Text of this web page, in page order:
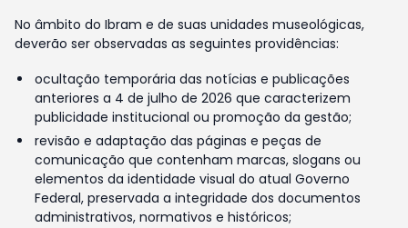
No âmbito do Ibram e de suas unidades museológicas,
deverão ser observadas as seguintes providências:
ocultação temporária das notícias e publicações
anteriores a 4 de julho de 2026 que caracterizem
publicidade institucional ou promoção da gestão;
revisão e adaptação das páginas e peças de
comunicação que contenham marcas, slogans ou
elementos da identidade visual do atual Governo
Federal, preservada a integridade dos documentos
administrativos, normativos e históricos;